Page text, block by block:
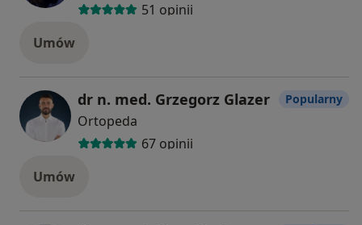
51 opinii
Umów
dr n. med. Grzegorz Glazer
Ortopeda
67 opinii
Popularny
Umów